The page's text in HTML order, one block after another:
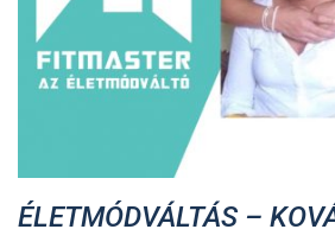
ÉLETMÓDVÁLTÁS –